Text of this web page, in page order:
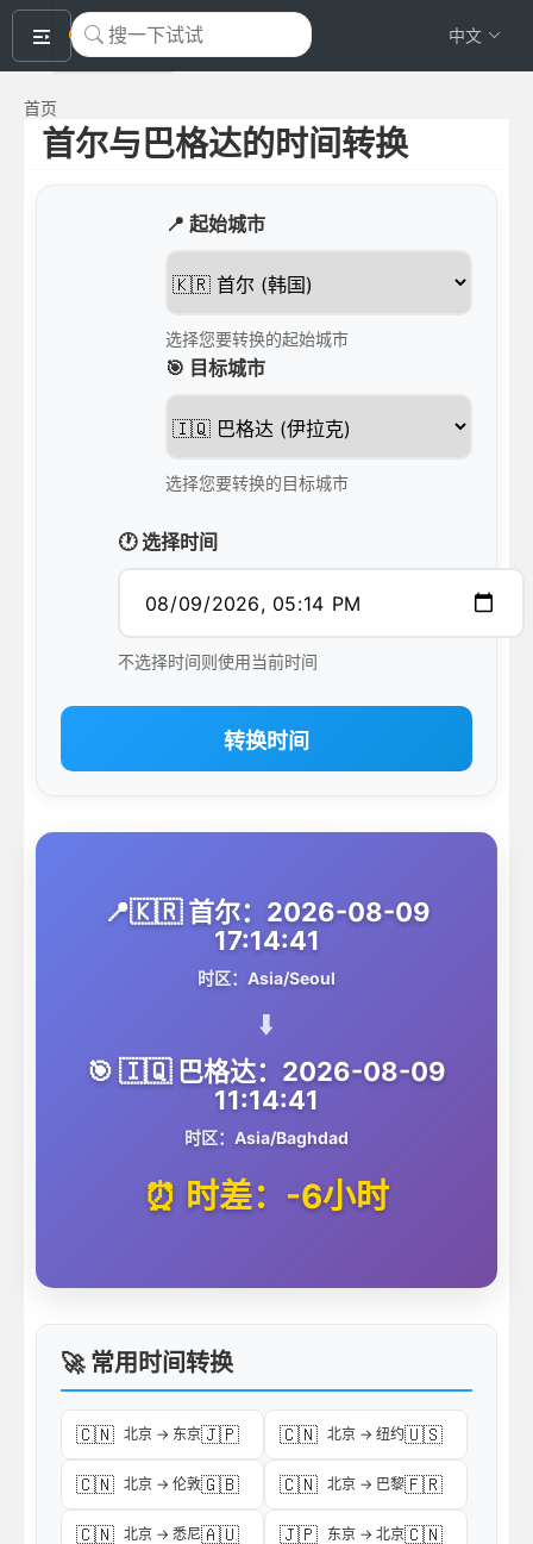
okeyTool 中文
首页
首尔与巴格达的时间转换
📍 起始城市
选择您要转换的起始城市
🎯 目标城市
选择您要转换的目标城市
🕐 选择时间
不选择时间则使用当前时间
转换时间
📍🇰🇷 首尔：2026-08-09
17:14:41
时区：Asia/Seoul
⬇️
🎯 🇮🇶 巴格达：2026-08-09
11:14:41
时区：Asia/Baghdad
⏰ 时差：-6小时
🚀 常用时间转换
🇨🇳 北京 → 东京🇯🇵 🇨🇳 北京 → 纽约🇺🇸
🇨🇳 北京 → 伦敦🇬🇧 🇨🇳 北京 → 巴黎🇫🇷
🇨🇳 北京 → 悉尼🇦🇺 🇯🇵 东京 → 北京🇨🇳